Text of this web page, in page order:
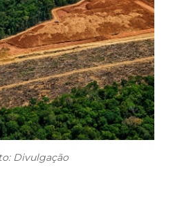
Divulgação